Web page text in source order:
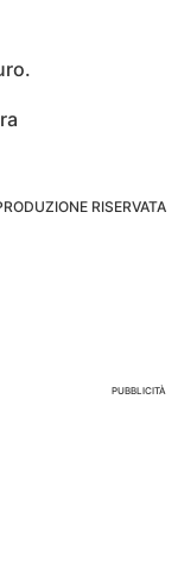
RISERVATA
PUBBLICITÀ